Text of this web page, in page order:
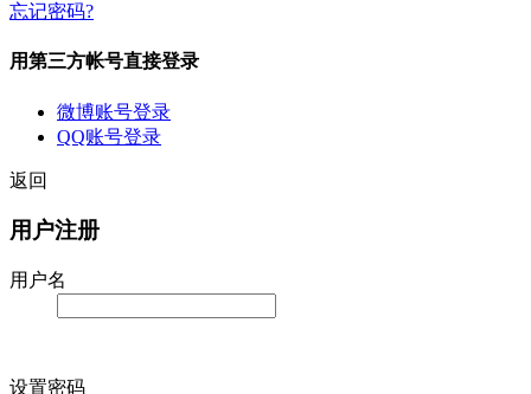
忘记密码?
用第三方帐号直接登录
微博账号登录
QQ账号登录
返回
用户注册
用户名
设置密码